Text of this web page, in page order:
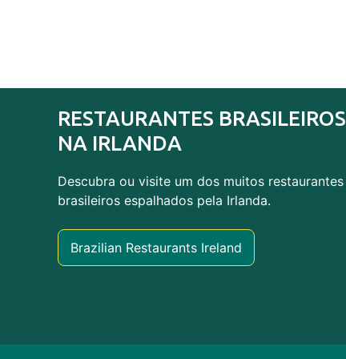
RESTAURANTES BRASILEIROS
NA IRLANDA
Descubra ou visite um dos muitos restaurantes
brasileiros espalhados pela Irlanda.
Brazilian Restaurants Ireland